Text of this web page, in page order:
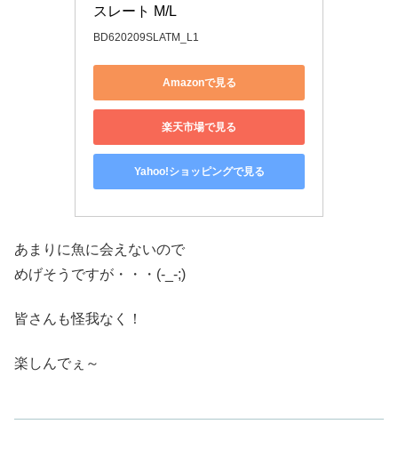
スレート M/L
BD620209SLATM_L1
Amazonで見る
楽天市場で見る
Yahoo!ショッピングで見る
あまりに魚に会えないので
めげそうですが・・・(-_-;)
皆さんも怪我なく！
楽しんでぇ～